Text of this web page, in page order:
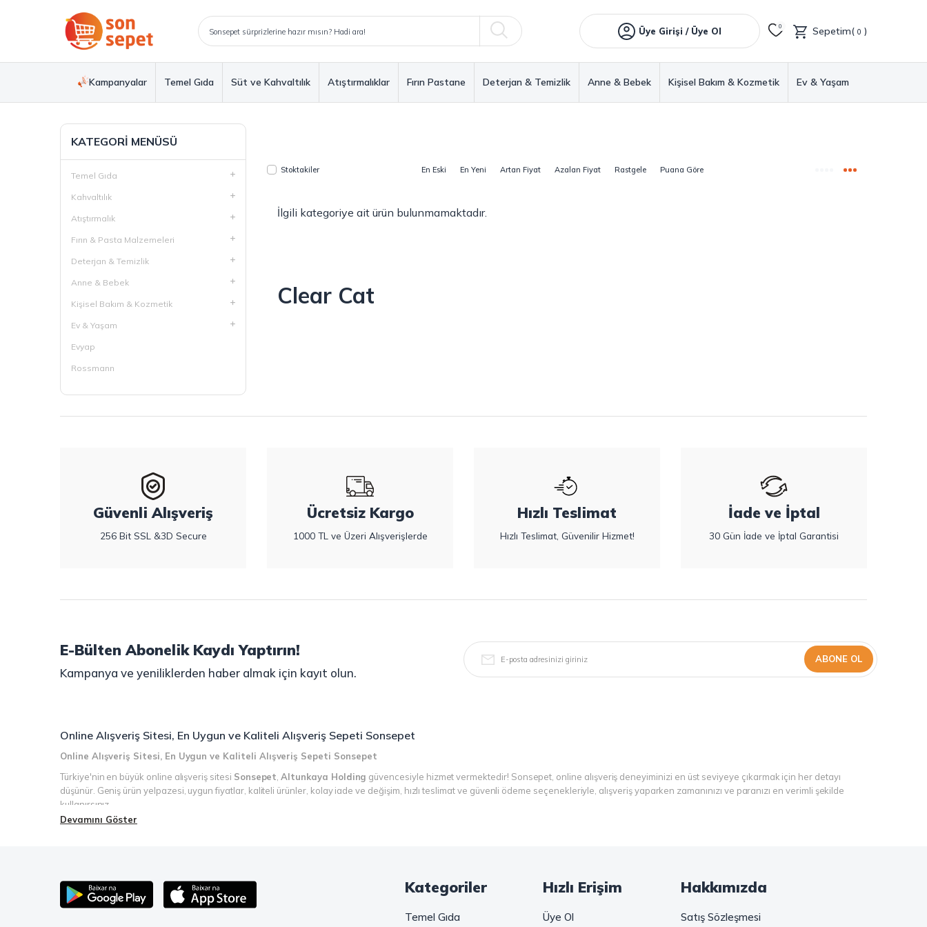
Üye Girişi / Üye Ol 0 Sepetim( 0 )
Kampanyalar Temel Gıda Süt ve Kahvaltılık Atıştırmalıklar Fırın Pastane Deterjan & Temizlik Anne & Bebek Kişisel Bakım & Kozmetik Ev & Yaşam
KATEGORI MENÜSÜ
Temel Gıda
Kahvaltılık
Atıştırmalık
Fırın & Pasta Malzemeleri
Deterjan & Temizlik
Anne & Bebek
Kişisel Bakım & Kozmetik
Ev & Yaşam
Evyap
Rossmann
Stoktakiler En Eski En Yeni Artan Fiyat Azalan Fiyat Rastgele Puana Göre
İlgili kategoriye ait ürün bulunmamaktadır.
Clear Cat
Güvenli Alışveriş
256 Bit SSL &3D Secure
Ücretsiz Kargo
1000 TL ve Üzeri Alışverişlerde
Hızlı Teslimat
Hızlı Teslimat, Güvenilir Hizmet!
İade ve İptal
30 Gün İade ve İptal Garantisi
E-Bülten Abonelik Kaydı Yaptırın!
Kampanya ve yeniliklerden haber almak için kayıt olun.
ABONE OL
Online Alışveriş Sitesi, En Uygun ve Kaliteli Alışveriş Sepeti Sonsepet
Online Alışveriş Sitesi, En Uygun ve Kaliteli Alışveriş Sepeti Sonsepet
Türkiye'nin en büyük online alışveriş sitesi Sonsepet ,Altunkaya Holding güvencesiyle hizmet vermektedir! Sonsepet, online alışveriş deneyiminizi en üst seviyeye çıkarmak için her detayı
düşünür. Geniş ürün yelpazesi, uygun fiyatlar, kaliteli ürünler, kolay iade ve değişim, hızlı teslimat ve güvenli ödeme seçenekleriyle, alışveriş yaparken zamanınızı ve paranızı en verimli şekilde
kullanırsınız.
Şimdi Sonsepet'i keşfedin ve alışverişin keyfini çıkarın!
birbirinden lezzetli seçenekler arasından favorinizi seçin. Eğer pratik ve hızlı bir kahve arıyorsanız, hazır Türk kahvesi ve cappuccino gibi seçenekler de sizleri bekliyor. Sıcak çikolata ve kahve
kreması ile kahve keyfinize lezzet katabilirsiniz. Kahve tutkunlarının vazgeçilmezi olan bu ürünler, Sonsepet güvencesiyle sizleri bekliyor. Haydi, kahve tutkusunu yeniden keşfedin ve kahve
keyfinizi doyasıya yaşayın!
Devamını Göster
Kategoriler
Temel Gıda
Hızlı Erişim
Üye Ol
Hakkımızda
Satış Sözleşmesi